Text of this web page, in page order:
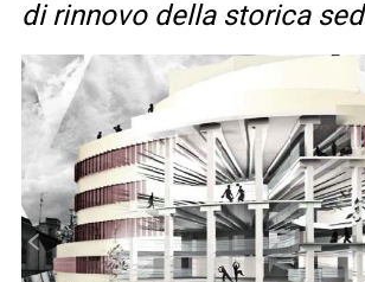
di rinnovo della storica